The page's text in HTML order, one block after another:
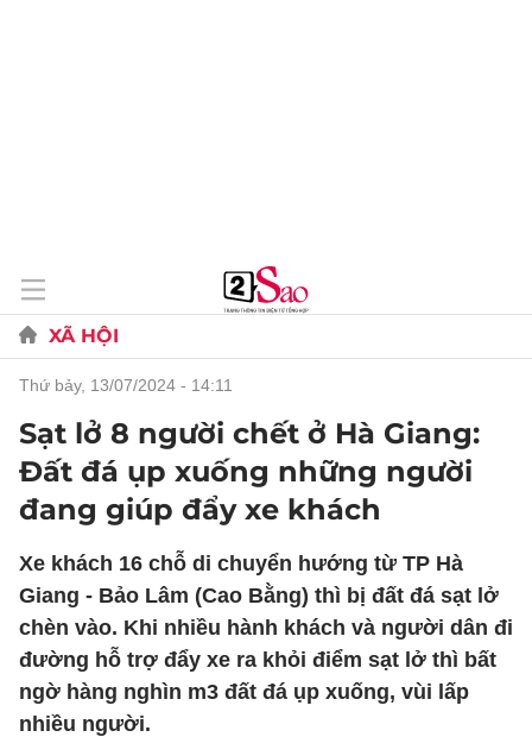
XÃ HỘI
thứ bảy, 13/07/2024 - 14:11
Sạt lở 8 người chết ở Hà Giang:
Đất đá ụp xuống những người
đang giúp đẩy xe khách
Xe khách 16 chỗ di chuyển hướng từ TP Hà
Giang - Bảo Lâm (Cao Bằng) thì bị đất đá sạt lở
chèn vào. Khi nhiều hành khách và người dân đi
đường hỗ trợ đẩy xe ra khỏi điểm sạt lở thì bất
ngờ hàng nghìn m3 đất đá ụp xuống, vùi lấp
nhiều người.